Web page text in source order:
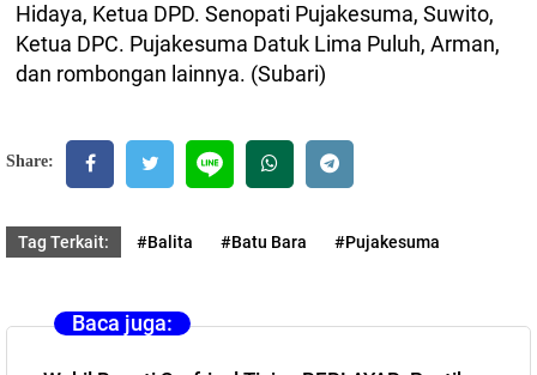
Hidaya, Ketua DPD. Senopati Pujakesuma, Suwito,
Ketua DPC. Pujakesuma Datuk Lima Puluh, Arman,
dan rombongan lainnya. (Subari)
Share:
Tag Terkait: #Balita #Batu Bara #Pujakesuma
Baca juga: